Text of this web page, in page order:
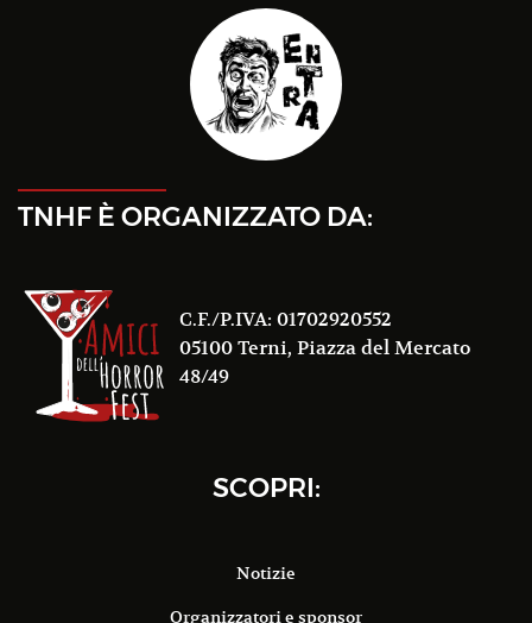
TNHF È ORGANIZZATO DA:
C.F./P.IVA: 01702920552
05100 Terni, Piazza del Mercato
48/49
SCOPRI:
Notizie
Organizzatori e sponsor